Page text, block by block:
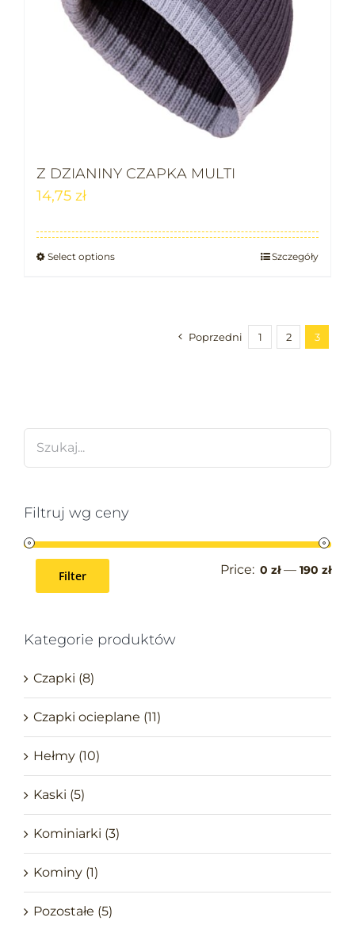
Z DZIANINY CZAPKA MULTI
14,75 zł
Select options Szczegóły
Poprzedni 1 2 3
Filtruj wg ceny
Filter Price: 0 zł— 190 zł
Kategorie produktów
Czapki (8)
Czapki ocieplane (11)
Hełmy (10)
Kaski (5)
Kominiarki (3)
Kominy (1)
Pozostałe (5)